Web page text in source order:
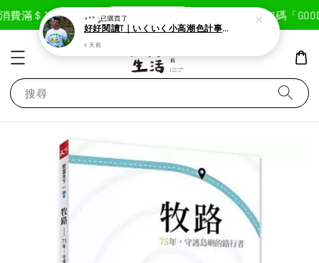
滿＄1800免運費 現在去購物！ 首次註冊輸入折扣碼「
搜尋
⋆** ༘已購買了
好好閱讀T｜いくいく小高潮色計事務所X好好生活書店聯名款
4 天前